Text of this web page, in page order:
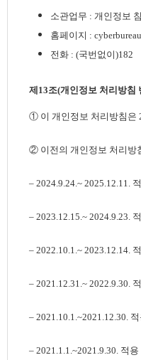
소관업무 : 개인정보
홈페이지 :
전화 : (국번없이)182
제13조(개인정보 처리방침
① 이 개인정보 처리방침은
② 이전의 개인정보 처리방
– 2024.9.24.~ 2025.12.11.
– 2023.12.15.~ 2024.9.23.
– 2022.10.1.~ 2023.12.14.
– 2021.12.31.~ 2022.9.30.
– 2021.10.1.~2021.12.30.
– 2021.1.1.~2021.9.30. 적